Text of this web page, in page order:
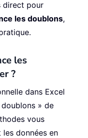
direct pour
les doublons,
les
?
dans Excel
» de
vous
données en